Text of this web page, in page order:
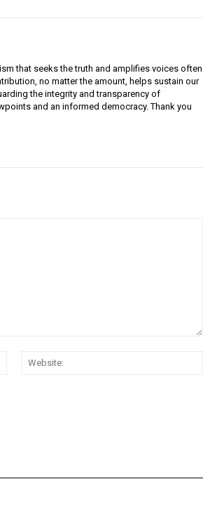
that seeks the truth and amplifies voices often
no matter the amount, helps sustain our
the integrity and transparency of
and an informed democracy. Thank you
Email: